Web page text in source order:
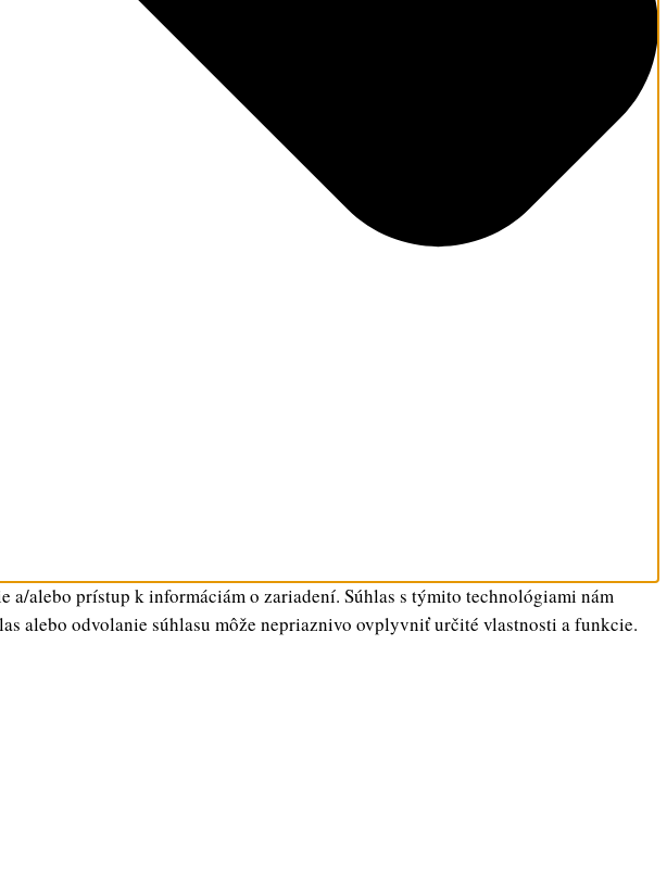
alebo prístup k informáciám o zariadení. Súhlas s týmito technológiami nám
alebo odvolanie súhlasu môže nepriaznivo ovplyvniť určité vlastnosti a funkcie.